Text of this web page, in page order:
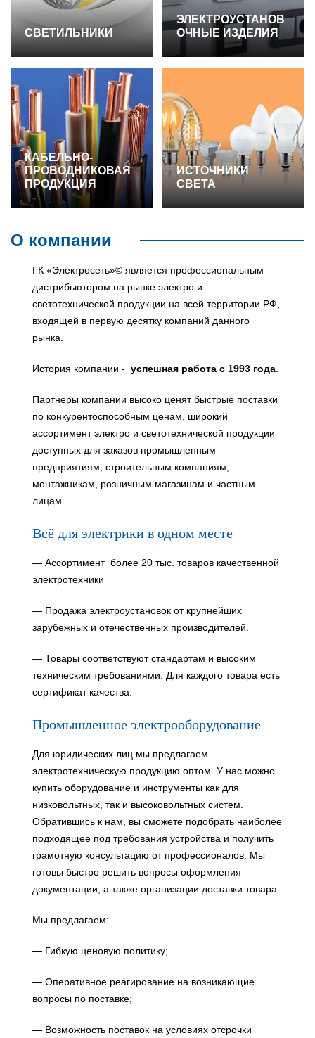
СВЕТИЛЬНИКИ
ЭЛЕКТРОУСТАНОВ
ОЧНЫЕ ИЗДЕЛИЯ
КАБЕЛЬНО-
ПРОВОДНИКОВАЯ
ПРОДУКЦИЯ
ИСТОЧНИКИ
СВЕТА
О компании
ГК «Электросеть»© является профессиональным
дистрибьютором на рынке электро и
светотехнической продукции на всей территории РФ,
входящей в первую десятку компаний данного
рынка.
История компании - успешная работа с 1993 года.
Партнеры компании высоко ценят быстрые поставки
по конкурентоспособным ценам, широкий
ассортимент электро и светотехнической продукции
доступных для заказов промышленным
предприятиям, строительным компаниям,
монтажникам, розничным магазинам и частным
лицам.
Всё для электрики в одном месте
— Ассортимент более 20 тыс. товаров качественной
электротехники
— Продажа электроустановок от крупнейших
зарубежных и отечественных производителей.
— Товары соответствуют стандартам и высоким
техническим требованиями. Для каждого товара есть
сертификат качества.
Промышленное электрооборудование
Для юридических лиц мы предлагаем
электротехническую продукцию оптом. У нас можно
купить оборудование и инструменты как для
низковольтных, так и высоковольтных систем.
Обратившись к нам, вы сможете подобрать наиболее
подходящее под требования устройства и получить
грамотную консультацию от профессионалов. Мы
готовы быстро решить вопросы оформления
документации, а также организации доставки товара.
Мы предлагаем:
— Гибкую ценовую политику;
— Оперативное реагирование на возникающие
вопросы по поставке;
— Возможность поставок на условиях отсрочки